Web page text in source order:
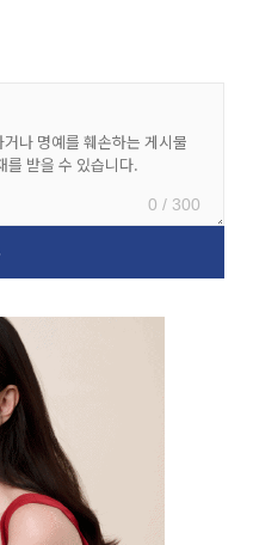
0 / 300